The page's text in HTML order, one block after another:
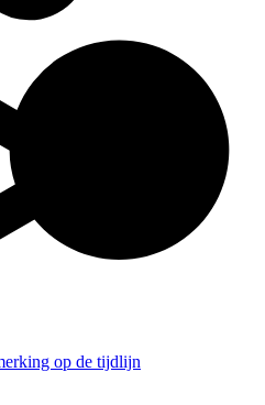
op de tijdlijn